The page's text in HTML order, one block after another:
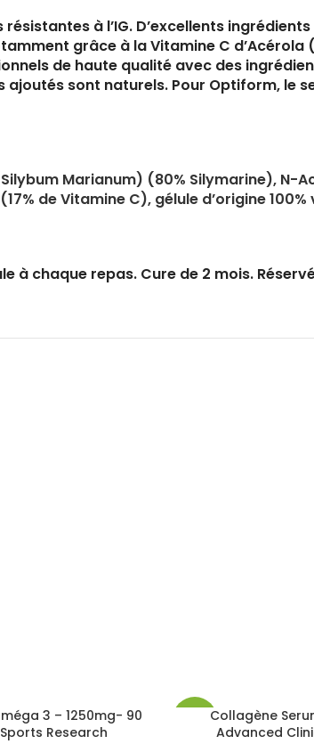
à l’IG. D’excellents
grâce à la Vitamine C d’Acérola
de haute qualité avec des
ajoutés sont naturels. Pour Optiform,
Marianum) (80% Silymarine), N-
de Vitamine C), gélule d’origine
à chaque repas. Cure de 2 mois.
3 – 1250mg- 90
Research
Collagène
Advanced